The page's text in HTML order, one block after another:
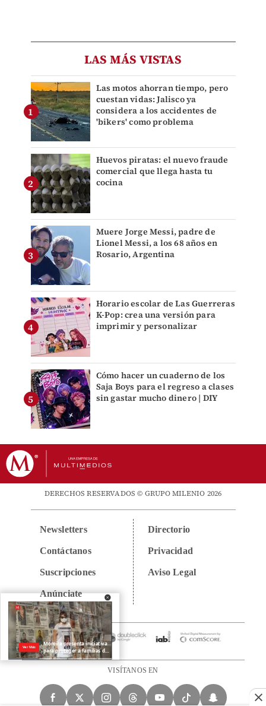
LAS MÁS VISTAS
Las motos ahorran tiempo, pero
cuestan vidas: Jalisco ya
considera a los accidentes de
'bikers' como problema
Huevos piratas: el nuevo fraude
comercial que llega hasta tu
cocina
Muere Jorge Messi, padre de
Lionel Messi, a los 68 años en
Rosario, Argentina
Horario escolar de Las Guerreras
K-Pop: crea una versión para
imprimir y personalizar
Cómo hacer un cuaderno de los
Saja Boys para el regreso a clases
sin gastar mucho dinero | DIY
DERECHOS RESERVADOS © GRUPO MILENIO 2026
Newsletters
Contáctanos
Suscripciones
Anúnciate
Directorio
Privacidad
Aviso Legal
VISÍTANOS EN